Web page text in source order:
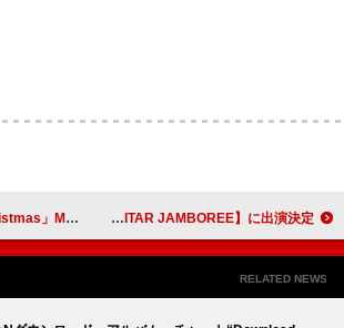
億再生を達成 大橋ちっぽけ、【J-WAVE TOKYO GUITAR JAMBOREE】に出演決定
RELATED NEWS